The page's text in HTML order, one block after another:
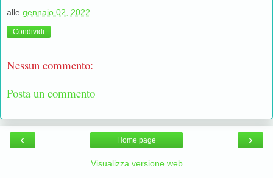
alle gennaio 02, 2022
Condividi
Nessun commento:
Posta un commento
‹ ›
Home page
Visualizza versione web